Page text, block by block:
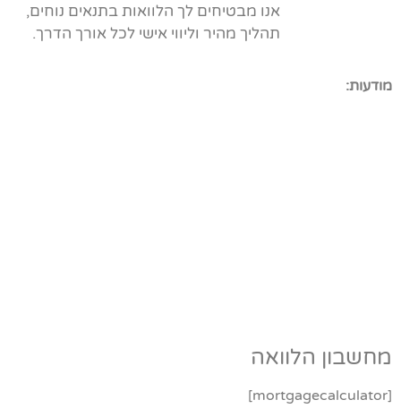
אנו מבטיחים לך הלוואות בתנאים נוחים,
תהליך מהיר וליווי אישי לכל אורך הדרך.
מודעות:
מחשבון הלוואה
[mortgagecalculator]